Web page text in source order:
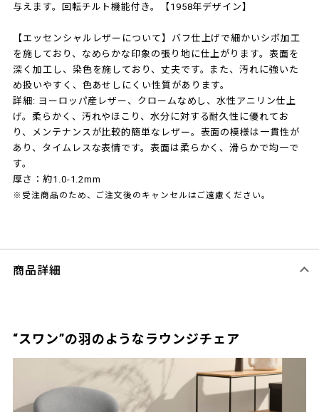
与えます。回転チルト機能付き。【1958年デザイン】
【エッセンシャルレザーについて】バフ仕上げで細かいシボ加工
を施しており、なめらかな印象の張り地に仕上がります。表面を
深く加工し、染色を施しており、丈夫です。また、汚れに強いた
め扱いやすく、色あせしにくい性質があります。
詳細: ヨーロッパ産レザー、クロームなめし、水性アニリン仕上
げ。柔らかく、汚れやほこり、水分に対する耐久性に優れてお
り、メンテナンスが比較的簡単なレザー。表面の模様は一貫性が
あり、タイムレスな表情です。表面は柔らかく、滑らかで均一で
す。
厚さ：約1.0-1.2mm
※受注商品のため、ご注文後のキャンセルはご遠慮ください。
商品詳細
“スワン”の羽のようなラウンジチェア